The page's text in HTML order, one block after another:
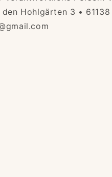
Hohlgärten 3 •